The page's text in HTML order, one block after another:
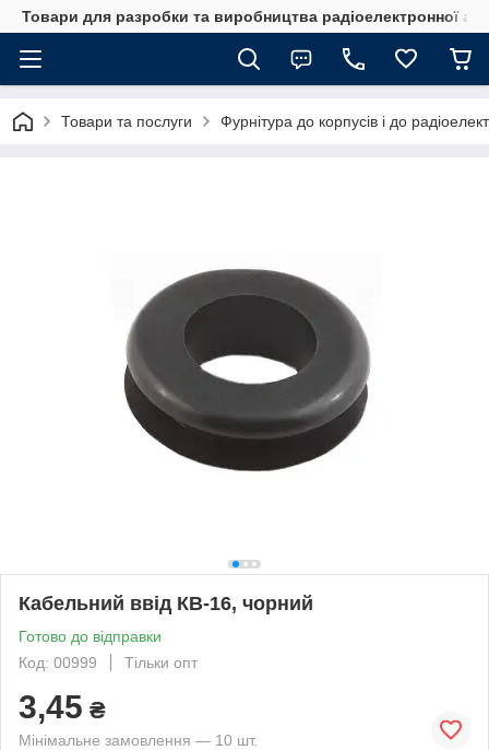
Товари для разробки та виробництва радіоелектронної
Товари та послуги Фурнітура до корпусів і до
Кабельний ввід КВ-16, чорний
Готово до відправки
Код: 00999
Тільки опт
3,45 ₴
Мінімальне замовлення — 10 шт.